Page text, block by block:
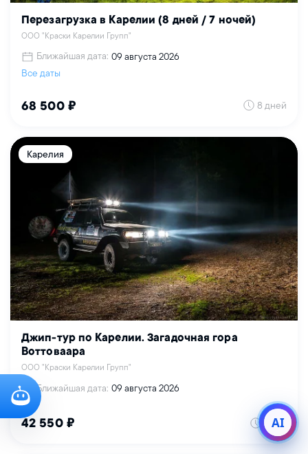
Перезагрузка в Карелии (8 дней / 7 ночей)
ООО "Краски Карелии Групп"
Ближайшая дата: 09 августа 2026
Все даты
68 500 ₽ 8 дней
Карелия
Джип-тур по Карелии. Загадочная гора
Воттоваара
ООО "Краски Карелии Групп"
Ближайшая дата: 09 августа 2026
42 550 ₽ 2 дня
AI